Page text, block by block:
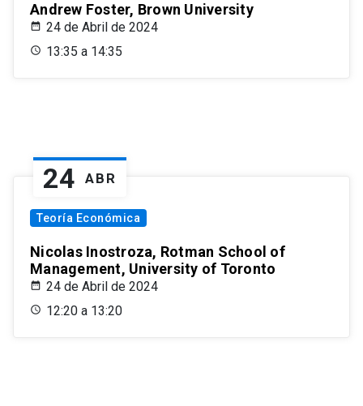
Andrew Foster, Brown University
24 de Abril de 2024
13:35 a 14:35
24 ABR
Teoría Económica
Nicolas Inostroza, Rotman School of
Management, University of Toronto
24 de Abril de 2024
12:20 a 13:20